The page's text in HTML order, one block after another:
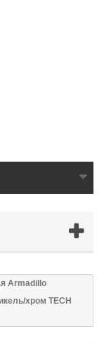
Armadillo
хром TECH